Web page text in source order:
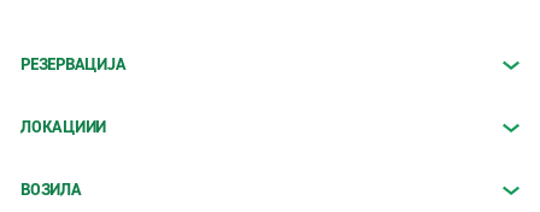
РЕЗЕРВАЦИЈА
ЛОКАЦИИИ
ВОЗИЛА